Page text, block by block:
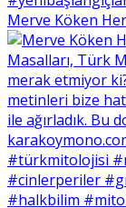
Merve Köken